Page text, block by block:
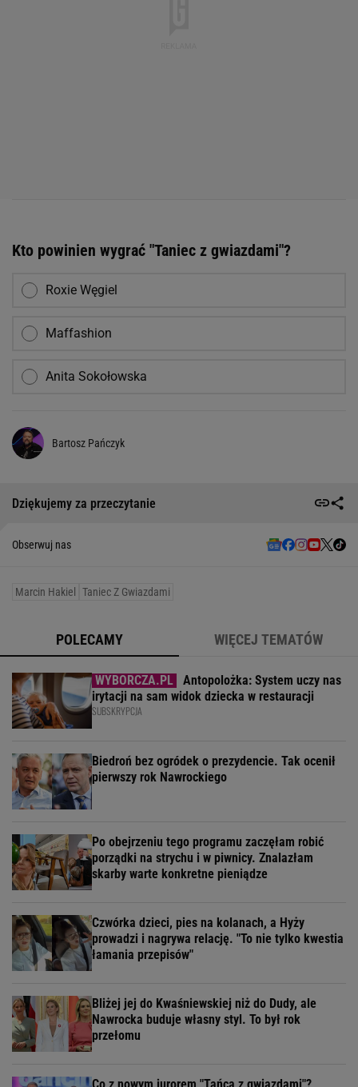
Kto powinien wygrać "Taniec z gwiazdami"?
Roxie Węgiel
Maffashion
Anita Sokołowska
Bartosz Pańczyk
Dziękujemy za przeczytanie
Obserwuj nas
Marcin Hakiel Taniec Z Gwiazdami
POLECAMY WIĘCEJ TEMATÓW
Antopolożka: System uczy nas
irytacji na sam widok dziecka w restauracji
SUBSKRYPCJA
Biedroń bez ogródek o prezydencie. Tak ocenił
pierwszy rok Nawrockiego
Po obejrzeniu tego programu zaczęłam robić
porządki na strychu i w piwnicy. Znalazłam
skarby warte konkretne pieniądze
Czwórka dzieci, pies na kolanach, a Hyży
prowadzi i nagrywa relację. "To nie tylko kwestia
łamania przepisów"
Bliżej jej do Kwaśniewskiej niż do Dudy, ale
Nawrocka buduje własny styl. To był rok
przełomu